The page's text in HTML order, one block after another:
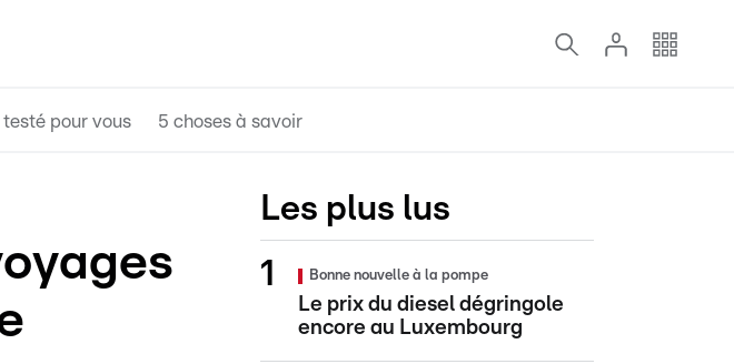
testé pour vous 5 choses à savoir
Les plus lus
Bonne nouvelle à la pompe
Le prix du diesel dégringole
encore au Luxembourg